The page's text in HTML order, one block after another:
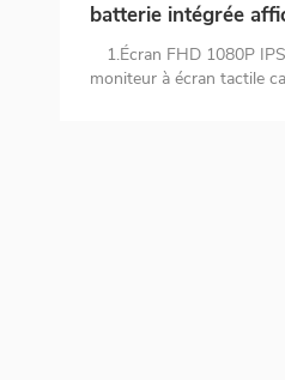
batterie intégrée
moniteur à écran
portable
1.Écran FHD 1080P
moniteur à écran tactile